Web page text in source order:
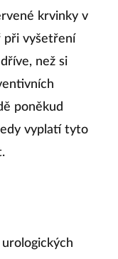
krvinky v
při vyšetření
než si
poněkud
vyplatí tyto